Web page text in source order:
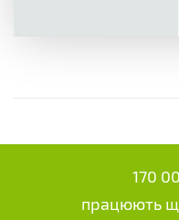
170
працюють